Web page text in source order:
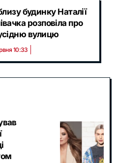
будинку Наталії
розповіла про
вулицю
10:33